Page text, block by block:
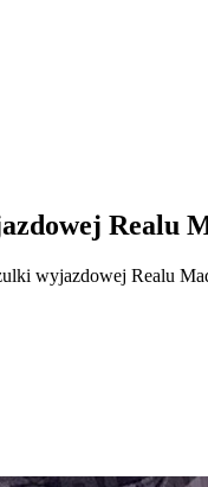
Realu
wyjazdowej Realu